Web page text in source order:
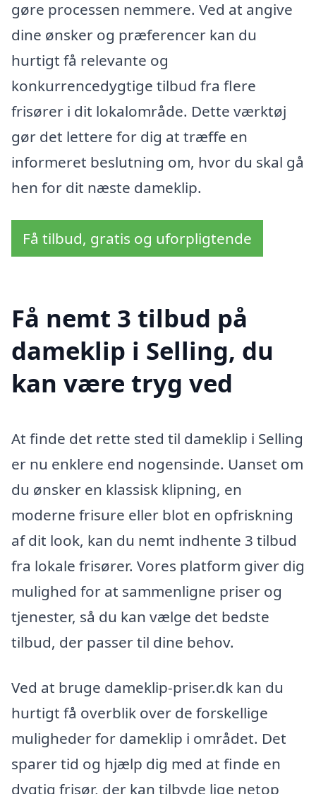
gøre processen nemmere. Ved at angive
dine ønsker og præferencer kan du
hurtigt få relevante og
konkurrencedygtige tilbud fra flere
frisører i dit lokalområde. Dette værktøj
gør det lettere for dig at træffe en
informeret beslutning om, hvor du skal gå
hen for dit næste dameklip.
Få tilbud, gratis og uforpligtende
Få nemt 3 tilbud på
dameklip i Selling, du
kan være tryg ved
At finde det rette sted til dameklip i Selling
er nu enklere end nogensinde. Uanset om
du ønsker en klassisk klipning, en
moderne frisure eller blot en opfriskning
af dit look, kan du nemt indhente 3 tilbud
fra lokale frisører. Vores platform giver dig
mulighed for at sammenligne priser og
tjenester, så du kan vælge det bedste
tilbud, der passer til dine behov.
Ved at bruge dameklip-priser.dk kan du
hurtigt få overblik over de forskellige
muligheder for dameklip i området. Det
sparer tid og hjælp dig med at finde en
dygtig frisør, der kan tilbyde lige netop